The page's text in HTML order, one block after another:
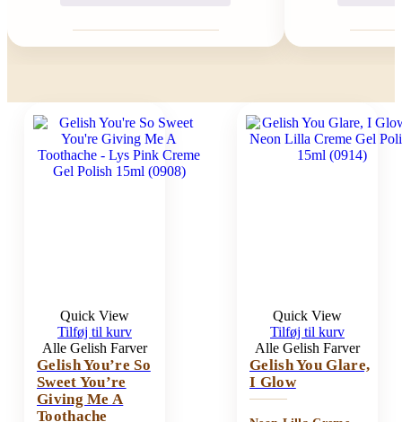
Quick View
Tilføj til kurv
Alle Gelish Farver
Gelish You’re So
Sweet You’re
Giving Me A
Toothache
Quick View
Tilføj til kurv
Alle Gelish Farver
Gelish You Glare,
I Glow